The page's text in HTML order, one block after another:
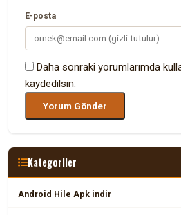
E-posta
Daha sonraki yorumlarımda
kaydedilsin.
Kategoriler
Android Hile Apk indir